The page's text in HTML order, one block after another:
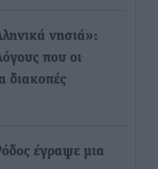
νησιά»:
που οι
διακοπές
έγραψε μια